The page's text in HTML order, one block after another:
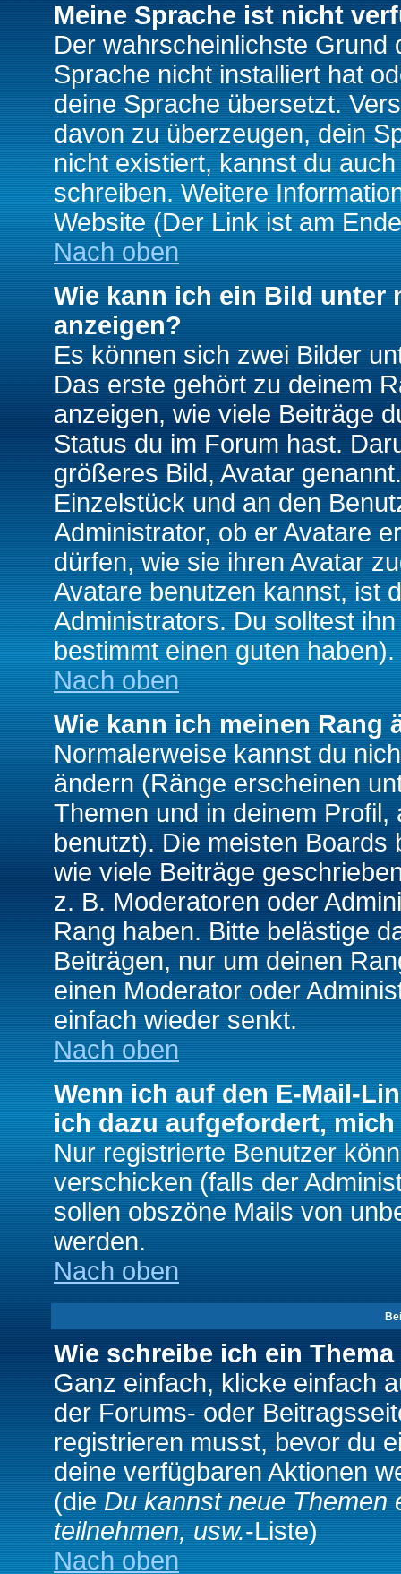
Meine Sprache ist nicht
Der wahrscheinlichste Grund
Sprache nicht installiert hat
deine Sprache übersetzt.
davon zu überzeugen, dein
nicht existiert, kannst du
schreiben. Weitere
Website (Der Link ist am
Nach oben
Wie kann ich ein Bild unter
anzeigen?
Es können sich zwei Bilder
Das erste gehört zu deinem
anzeigen, wie viele Beiträge
Status du im Forum hast.
größeres Bild, Avatar
Einzelstück und an den
Administrator, ob er Avatare
dürfen, wie sie ihren Avatar
Avatare benutzen kannst, ist
Administrators. Du solltest
bestimmt einen guten haben).
Nach oben
Wie kann ich meinen Rang
Normalerweise kannst du
ändern (Ränge erscheinen
Themen und in deinem
benutzt). Die meisten
wie viele Beiträge
z. B. Moderatoren oder
Rang haben. Bitte belästige
Beiträgen, nur um deinen
einen Moderator oder
einfach wieder senkt.
Nach oben
Wenn ich auf den E-Mail-
ich dazu aufgefordert,
Nur registrierte Benutzer
verschicken (falls der
sollen obszöne Mails von
werden.
Nach oben
Wie schreibe ich ein
Ganz einfach, klicke einfach
der Forums- oder
registrieren musst, bevor du
deine verfügbaren Aktionen
(die Du kannst neue Themen
teilnehmen, usw.-Liste)
Nach oben